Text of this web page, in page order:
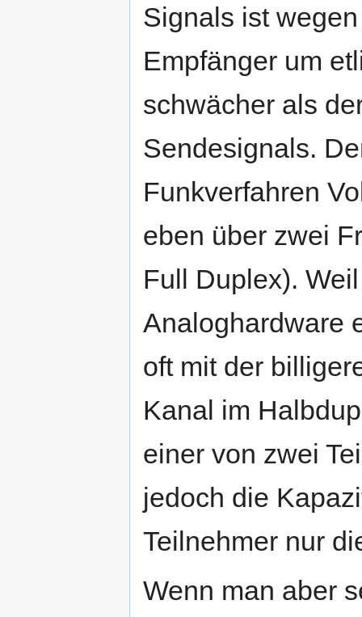
Signals ist
Empfänger um
schwächer als
Sendesignals.
Funkverfahren
eben über zwei
Full Duplex).
Analoghardware
oft mit der
Kanal im
einer von zwei
jedoch die
Teilnehmer nur
Wenn man aber